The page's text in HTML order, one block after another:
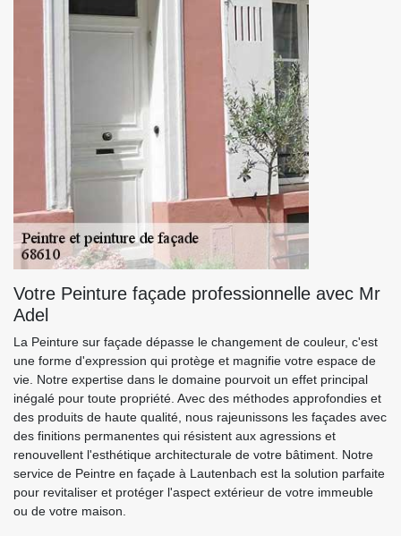
Votre Peinture façade professionnelle avec Mr
Adel
La Peinture sur façade dépasse le changement de couleur, c'est
une forme d'expression qui protège et magnifie votre espace de
vie. Notre expertise dans le domaine pourvoit un effet principal
inégalé pour toute propriété. Avec des méthodes approfondies et
des produits de haute qualité, nous rajeunissons les façades avec
des finitions permanentes qui résistent aux agressions et
renouvellent l'esthétique architecturale de votre bâtiment. Notre
service de Peintre en façade à Lautenbach est la solution parfaite
pour revitaliser et protéger l'aspect extérieur de votre immeuble
ou de votre maison.